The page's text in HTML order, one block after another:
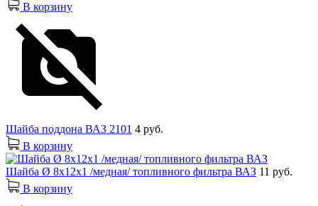
В корзину
Шайба поддона ВАЗ 2101 4 руб.
В корзину
Шайба Ø 8х12х1 /медная/ топливного фильтра ВАЗ 11 руб.
В корзину